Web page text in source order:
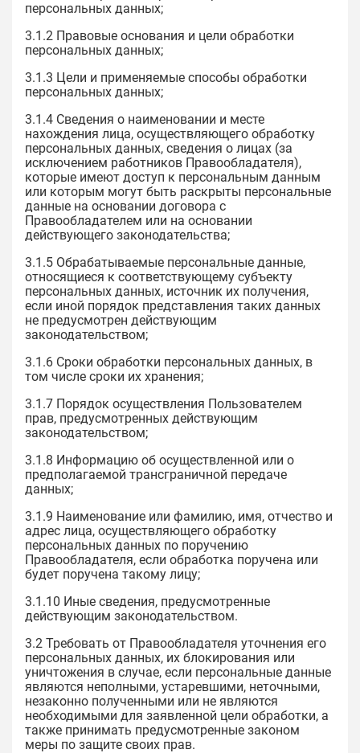
персональных данных;
3.1.2 Правовые основания и цели обработки
персональных данных;
3.1.3 Цели и применяемые способы обработки
персональных данных;
3.1.4 Сведения о наименовании и месте
нахождения лица, осуществляющего обработку
персональных данных, сведения о лицах (за
исключением работников Правообладателя),
которые имеют доступ к персональным данным
или которым могут быть раскрыты персональные
данные на основании договора с
Правообладателем или на основании
действующего законодательства;
3.1.5 Обрабатываемые персональные данные,
относящиеся к соответствующему субъекту
персональных данных, источник их получения,
если иной порядок представления таких данных
не предусмотрен действующим
законодательством;
3.1.6 Сроки обработки персональных данных, в
том числе сроки их хранения;
3.1.7 Порядок осуществления Пользователем
прав, предусмотренных действующим
законодательством;
3.1.8 Информацию об осуществленной или о
предполагаемой трансграничной передаче
данных;
3.1.9 Наименование или фамилию, имя, отчество и
адрес лица, осуществляющего обработку
персональных данных по поручению
Правообладателя, если обработка поручена или
будет поручена такому лицу;
3.1.10 Иные сведения, предусмотренные
действующим законодательством.
3.2 Требовать от Правообладателя уточнения его
персональных данных, их блокирования или
уничтожения в случае, если персональные данные
являются неполными, устаревшими, неточными,
незаконно полученными или не являются
необходимыми для заявленной цели обработки, а
также принимать предусмотренные законом
меры по защите своих прав.